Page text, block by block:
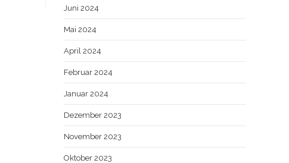
Juni 2024
Mai 2024
April 2024
Februar 2024
Januar 2024
Dezember 2023
November 2023
Oktober 2023